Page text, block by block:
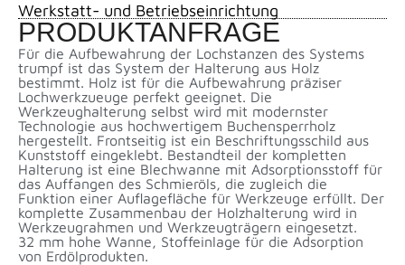
Werkstatt- und Betriebseinrichtung
PRODUKTANFRAGE
Für die Aufbewahrung der Lochstanzen des Systems
trumpf ist das System der Halterung aus Holz
bestimmt. Holz ist für die Aufbewahrung präziser
Lochwerkzueuge perfekt geeignet. Die
Werkzeughalterung selbst wird mit modernster
Technologie aus hochwertigem Buchensperrholz
hergestellt. Frontseitig ist ein Beschriftungsschild aus
Kunststoff eingeklebt. Bestandteil der kompletten
Halterung ist eine Blechwanne mit Adsorptionsstoff für
das Auffangen des Schmieröls, die zugleich die
Funktion einer Auflagefläche für Werkzeuge erfüllt. Der
komplette Zusammenbau der Holzhalterung wird in
Werkzeugrahmen und Werkzeugträgern eingesetzt.
32 mm hohe Wanne, Stoffeinlage für die Adsorption
von Erdölprodukten.